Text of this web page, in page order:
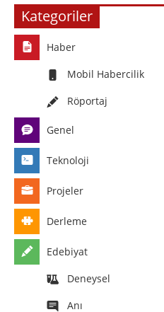
Kategoriler
Haber
Mobil Habercilik
Röportaj
Genel
Teknoloji
Projeler
Derleme
Edebiyat
Deneysel
Anı